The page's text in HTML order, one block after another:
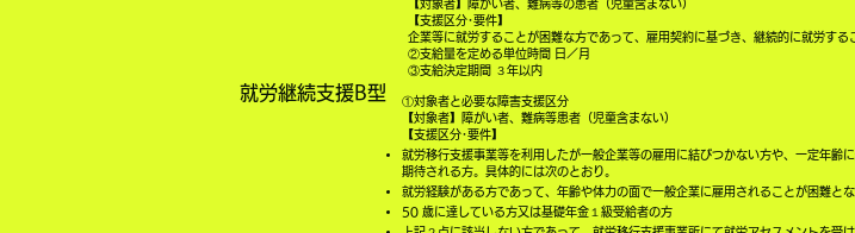
【対象者】障がい者、難病等の患者（児童含まない）
【支援区分･要件】
企業等に就労することが困難な方であって、雇用契約に基づき、継続的に就労す
②支給量を定める単位時間 日／月
③支給決定期間 ３年以内
就労継続支援B型
①対象者と必要な障害支援区分
【対象者】障がい者、難病等患者（児童含まない）
【支援区分･要件】
就労移行支援事業等を利用したが一般企業等の雇用に結びつかない方や、一定年
期待される方。具体的には次のとおり。
就労経験がある方であって、年齢や体力の面で一般企業に雇用されることが困難と
50 歳に達している方又は基礎年金１級受給者の方